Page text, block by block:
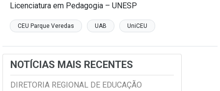
Licenciatura em Pedagogia – UNESP
CEU Parque Veredas UAB UniCEU
NOTÍCIAS MAIS RECENTES
DIRETORIA REGIONAL DE EDUCAÇÃO